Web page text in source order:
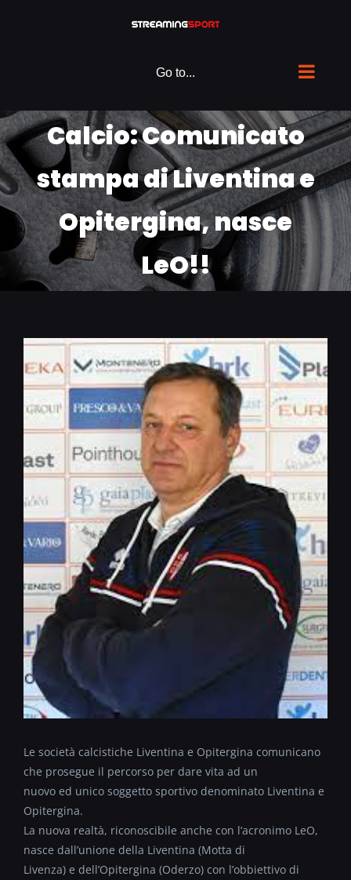
Go to...
Calcio: Comunicato
stampa di Liventina e
Opitergina, nasce
LeO!!
Le società calcistiche Liventina e Opitergina comunicano
che prosegue il percorso per dare vita ad un
nuovo ed unico soggetto sportivo denominato Liventina e
Opitergina.
La nuova realtà, riconoscibile anche con l’acronimo LeO,
nasce dall’unione della Liventina (Motta di
Livenza) e dell’Opitergina (Oderzo) con l’obbiettivo di